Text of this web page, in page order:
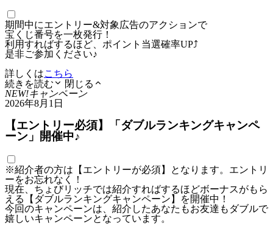
期間中にエントリー&対象広告のアクションで
宝くじ番号を一枚発行！
利用すればするほど、ポイント当選確率UP⤴
是非ご参加ください♪
詳しくはこちら
続きを読む
閉じる
NEW!キャンペーン
2026年8月1日
【エントリー必須】「ダブルランキングキャンペ
ーン」開催中♪
※紹介者の方は【エントリーが必須】となります。エントリ
ーをお忘れなく！
現在、ちょびリッチでは紹介すればするほどボーナスがもら
える【ダブルランキングキャンペーン】を開催中！
今回のキャンペーンは、紹介したあなたもお友達もダブルで
嬉しいキャンペーンとなっています。